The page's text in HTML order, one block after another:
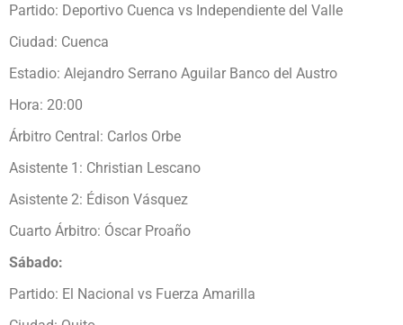
Partido: Deportivo Cuenca vs Independiente del Valle
Ciudad: Cuenca
Estadio: Alejandro Serrano Aguilar Banco del Austro
Hora: 20:00
Árbitro Central: Carlos Orbe
Asistente 1: Christian Lescano
Asistente 2: Édison Vásquez
Cuarto Árbitro: Óscar Proaño
Sábado:
Partido: El Nacional vs Fuerza Amarilla